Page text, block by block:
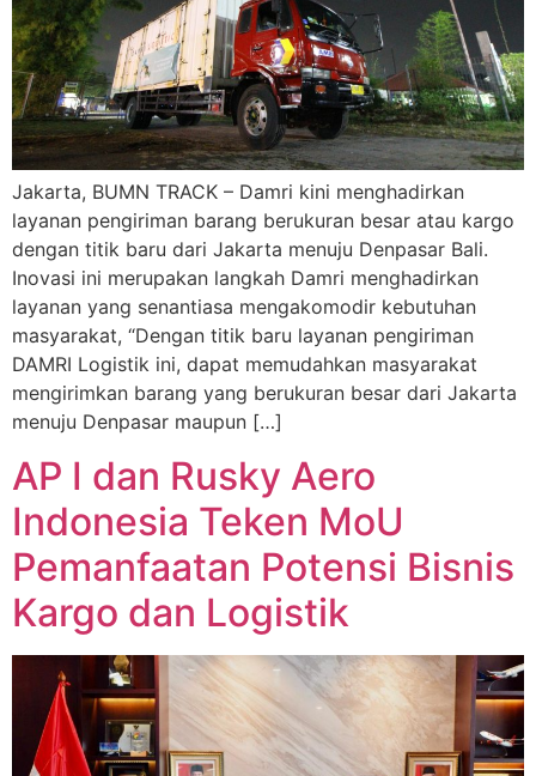
Jakarta, BUMN TRACK – Damri kini menghadirkan
layanan pengiriman barang berukuran besar atau kargo
dengan titik baru dari Jakarta menuju Denpasar Bali.
Inovasi ini merupakan langkah Damri menghadirkan
layanan yang senantiasa mengakomodir kebutuhan
masyarakat, “Dengan titik baru layanan pengiriman
DAMRI Logistik ini, dapat memudahkan masyarakat
mengirimkan barang yang berukuran besar dari Jakarta
menuju Denpasar maupun […]
AP I dan Rusky Aero
Indonesia Teken MoU
Pemanfaatan Potensi Bisnis
Kargo dan Logistik